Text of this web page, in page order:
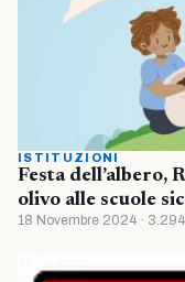
ISTITUZIONI
Festa dell’albero,
olivo alle scuole
18 Novembre 2024 ·